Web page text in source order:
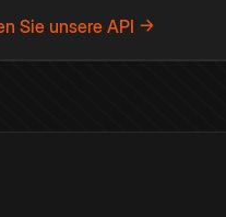
Sie unsere API →